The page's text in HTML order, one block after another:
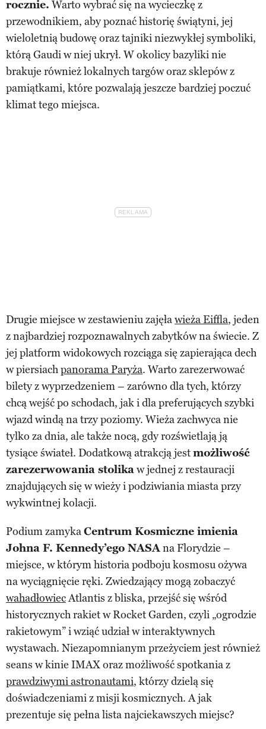
rocznie. Warto wybrać się na wycieczkę z
przewodnikiem, aby poznać historię świątyni, jej
wieloletnią budowę oraz tajniki niezwykłej symboliki,
którą Gaudi w niej ukrył. W okolicy bazyliki nie
brakuje również lokalnych targów oraz sklepów z
pamiątkami, które pozwalają jeszcze bardziej poczuć
klimat tego miejsca.
Drugie miejsce w zestawieniu zajęławieża Eiffla, jeden
z najbardziej rozpoznawalnych zabytków na świecie. Z
jej platform widokowych rozciąga się zapierająca dech
w piersiachpanorama Paryża. Warto zarezerwować
bilety z wyprzedzeniem – zarówno dla tych, którzy
chcą wejść po schodach, jak i dla preferujących szybki
wjazd windą na trzy poziomy. Wieża zachwyca nie
tylko za dnia, ale także nocą, gdy rozświetlają ją
tysiące świateł. Dodatkową atrakcją jestmożliwość
zarezerwowania stolikaw jednej z restauracji
znajdujących się w wieży i podziwiania miasta przy
wykwintnej kolacji.
Podium zamykaCentrum Kosmiczne imienia
Johna F. Kennedy’ego NASAna Florydzie –
miejsce, w którym historia podboju kosmosu ożywa
na wyciągnięcie ręki. Zwiedzający mogą zobaczyć
wahadłowiecAtlantis z bliska, przejść się wśród
historycznych rakiet w Rocket Garden, czyli „ogrodzie
rakietowym” i wziąć udział w interaktywnych
wystawach. Niezapomnianym przeżyciem jest również
seans w kinie IMAX oraz możliwość spotkania z
prawdziwymi astronautami, którzy dzielą się
doświadczeniami z misji kosmicznych. A jak
prezentuje się pełna lista najciekawszych miejsc?